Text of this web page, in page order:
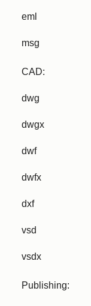
eml
msg
CAD:
dwg
dwgx
dwf
dwfx
dxf
vsd
vsdx
Publishing: